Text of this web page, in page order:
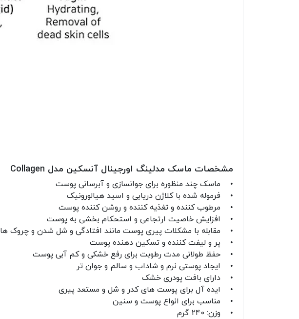
مشخصات ماسک مدلینگ اورجینال آنسکین مدل Collagen
• ماسک چند منظوره برای جوانسازی و آبرسانی پوست
• فرموله شده با کلاژن دریایی و اسید هیالورونیک
• مرطوب کننده و تغذیه کننده و روشن کننده پوست
• افزایش خاصیت ارتجاعی و استحکام بخشی به پوست
• مقابله با مشکلات پیری پوست مانند افتادگی و شل شدن و چروک ها
• پر و لیفت کننده و تسکین دهنده پوست
• حفظ طولانی مدت رطوبت برای رفع خشکی و کم آبی پوست
• ایجاد پوستی نرم و شاداب و سالم و جوان تر
• دارای بافت پودری خشک
• ایده آل برای پوست های کدر و شل و مستعد پیری
• مناسب برای انواع پوست و سنین
• وزن: 240 گرم